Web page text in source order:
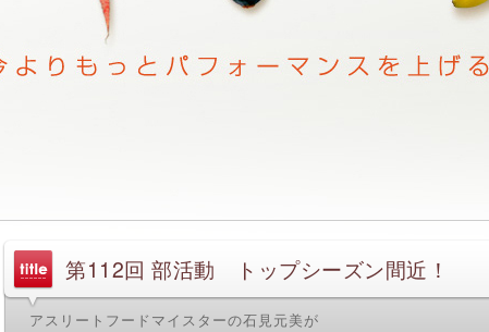
第112回 部活動 トップシーズン間近！
アスリートフードマイスターの石見元美が